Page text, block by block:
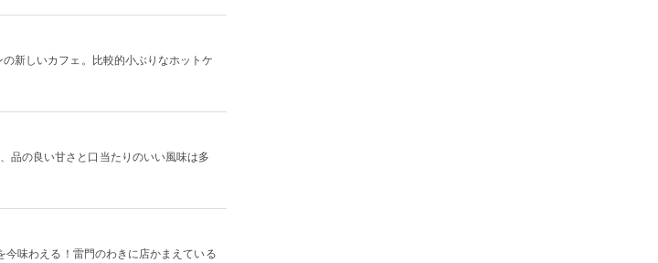
新しいカフェ。比較的小ぶりなホットケ
品の良い甘さと口当たりのいい風味は多
味わえる！雷門のわきに店かまえている